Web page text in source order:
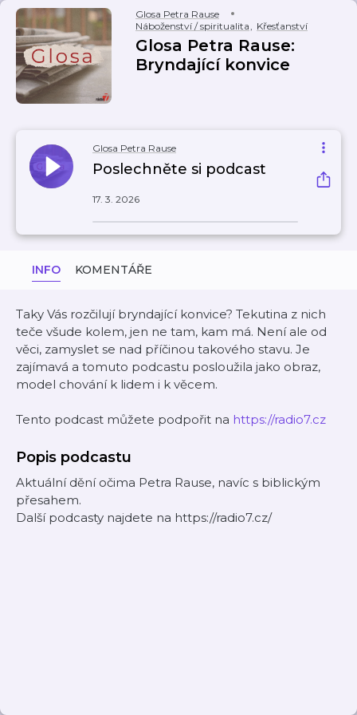
Glosa Petra Rause
Náboženství / spiritualita, Křesťanství
Glosa Petra Rause:
Bryndající konvice
Glosa Petra Rause
Poslechněte si podcast
17. 3. 2026
INFO KOMENTÁŘE
Taky Vás rozčilují bryndající konvice? Tekutina z nich
teče všude kolem, jen ne tam, kam má. Není ale od
věci, zamyslet se nad příčinou takového stavu. Je
zajímavá a tomuto podcastu posloužila jako obraz,
model chování k lidem i k věcem.
Tento podcast můžete podpořit na https://radio7.cz
Popis podcastu
Aktuální dění očima Petra Rause, navíc s biblickým
přesahem.
Další podcasty najdete na https://radio7.cz/